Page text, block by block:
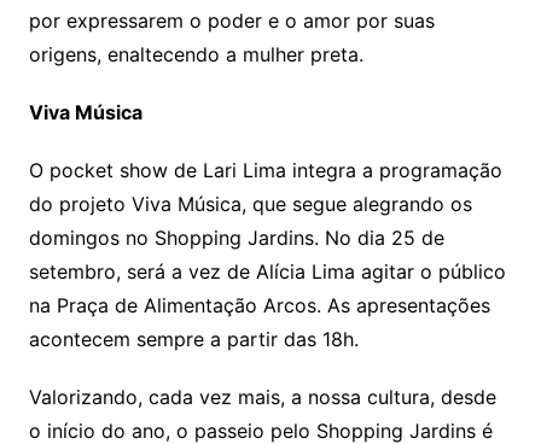
por expressarem o poder e o amor por suas
origens, enaltecendo a mulher preta.
Viva Música
O pocket show de Lari Lima integra a programação
do projeto Viva Música, que segue alegrando os
domingos no Shopping Jardins. No dia 25 de
setembro, será a vez de Alícia Lima agitar o público
na Praça de Alimentação Arcos. As apresentações
acontecem sempre a partir das 18h.
Valorizando, cada vez mais, a nossa cultura, desde
o início do ano, o passeio pelo Shopping Jardins é